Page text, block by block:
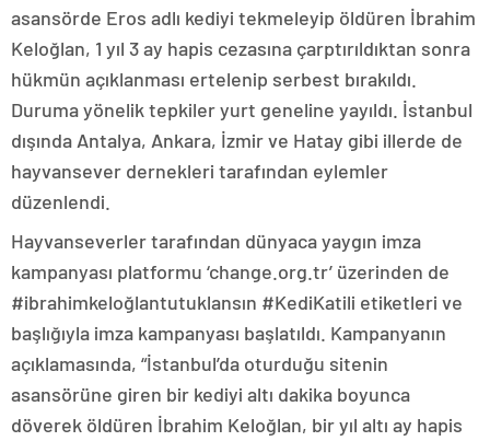
asansörde Eros adlı kediyi tekmeleyip öldüren İbrahim
Keloğlan, 1 yıl 3 ay hapis cezasına çarptırıldıktan sonra
hükmün açıklanması ertelenip serbest bırakıldı.
Duruma yönelik tepkiler yurt geneline yayıldı. İstanbul
dışında Antalya, Ankara, İzmir ve Hatay gibi illerde de
hayvansever dernekleri tarafından eylemler
düzenlendi.
Hayvanseverler tarafından dünyaca yaygın imza
kampanyası platformu ‘change.org.tr’ üzerinden de
#ibrahimkeloğlantutuklansın #KediKatili etiketleri ve
başlığıyla imza kampanyası başlatıldı. Kampanyanın
açıklamasında, “İstanbul’da oturduğu sitenin
asansörüne giren bir kediyi altı dakika boyunca
döverek öldüren İbrahim Keloğlan, bir yıl altı ay hapis